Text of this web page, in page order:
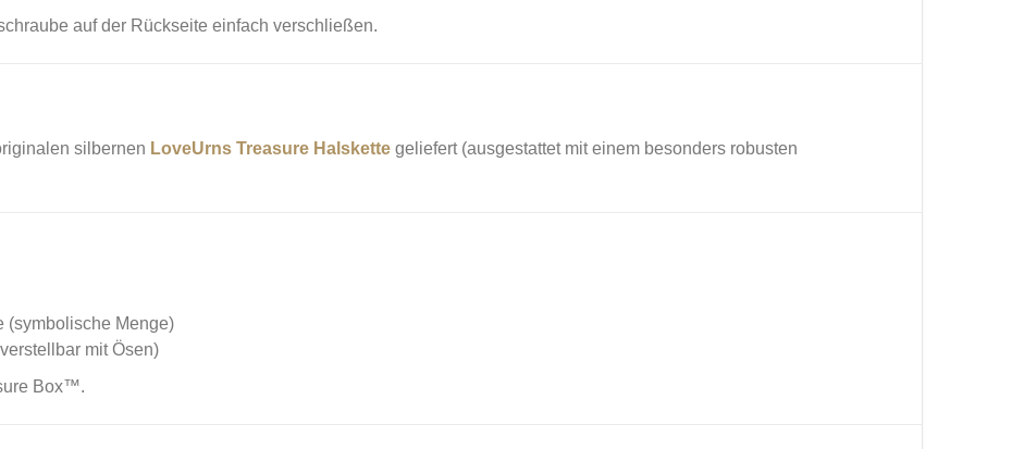
auf der Rückseite einfach verschließen.
silbernen LoveUrns Treasure Halskette geliefert (ausgestattet mit einem besonders robusten
(symbolische Menge)
mit Ösen)
Box™.